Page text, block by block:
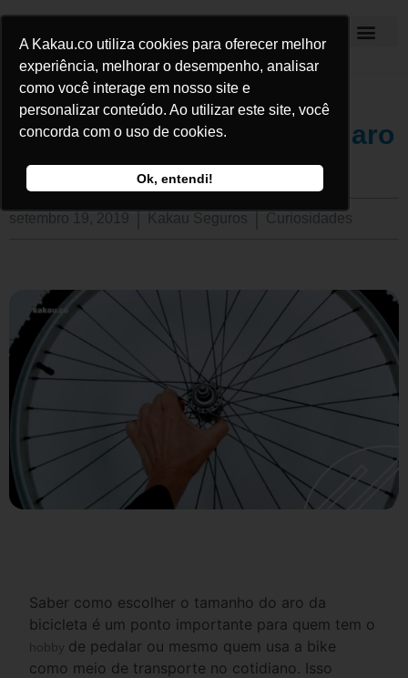
A Kakau.co utiliza cookies para oferecer melhor
experiência, melhorar o desempenho, analisar
como você interage em nosso site e
personalizar conteúdo. Ao utilizar este site, você
concorda com o uso de cookies.
Ok, entendi!
Aprenda como escolher o aro
ideal para a sua bicicleta
setembro 19, 2019 Kakau Seguros Curiosidades
Saber como escolher o tamanho do aro da
bicicleta é um ponto importante para quem tem o
hobby
de pedalar ou mesmo quem usa a bike
como meio de transporte no cotidiano. Isso